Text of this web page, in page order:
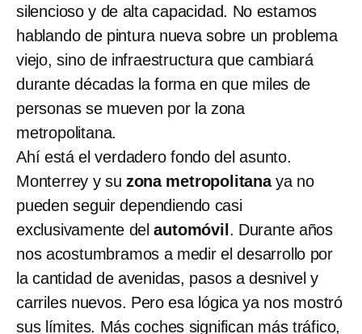
silencioso y de alta capacidad. No estamos
hablando de pintura nueva sobre un problema
viejo, sino de infraestructura que cambiará
durante décadas la forma en que miles de
personas se mueven por la zona
metropolitana.
Ahí está el verdadero fondo del asunto.
Monterrey y su zona metropolitanaya no
pueden seguir dependiendo casi
exclusivamente delautomóvil . Durante años
nos acostumbramos a medir el desarrollo por
la cantidad de avenidas, pasos a desnivel y
carriles nuevos. Pero esa lógica ya nos mostró
sus límites. Más coches significan más tráfico,